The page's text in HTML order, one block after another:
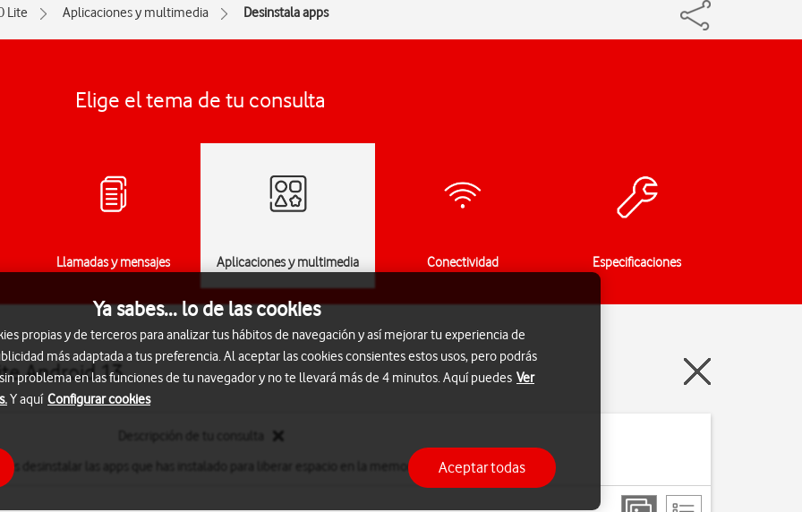
Lite Aplicaciones y multimedia Desinstala apps
Elige el tema de tu consulta
Llamadas y mensajes Aplicaciones y multimedia Conectividad Especificaciones
Android 13
desinstalar las apps que has instalado para liberar espacio en la memoria.
Ya sabes... lo de las cookies
propias y de terceros para analizar tus hábitos de navegación y así mejorar tu experiencia de
más adaptada a tus preferencia. Al aceptar las cookies consientes estos usos, pero podrás
problema en las funciones de tu navegador y no te llevará más de 4 minutos. Aquí puedes Ver
Y aquí Configurar cookies
Aceptar todas